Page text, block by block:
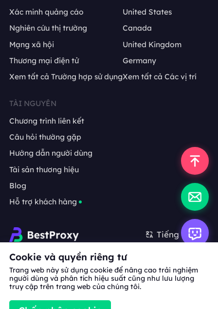
Xác minh quảng cáo
Nghiên cứu thị trường
Mạng xã hội
Thương mại điện tử
Xem tất cả Trường hợp sử dụng
United States
Canada
United Kingdom
Germany
Xem tất cả Các vị trí
TÀI NGUYÊN
Chương trình liên kết
Câu hỏi thường gặp
Hướng dẫn người dùng
Tài sản thương hiệu
Blog
Hỗ trợ khách hàng
Tiếng Việt
Hợp tác: michael.wang@bestproxy.com
Về
Cookie và quyền riêng tư
Trang web này sử dụng cookie để nâng cao trải nghiệm
người dùng và phân tích hiệu suất cũng như lưu lượng
truy cập trên trang web của chúng tôi.